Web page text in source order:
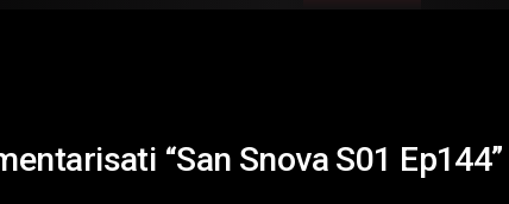
“San Snova S01 Ep144”